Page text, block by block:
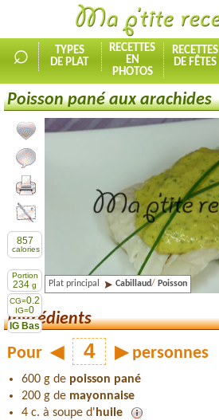
⌕
TYPES
DE PLAT
RECETTES
EN
PHOTOS
RECETTES
DE FÊTES
Poisson pané aux arachides
Ajouter la recette à mes favorites
Commenter, noter la recette
Imprimer la recette
Partager cette recette
857
calories
Portion
234 g
CG=0.2
IG=0
IG Bas
Plat principal Cabillaud/ Poisson
Ingrédients
Pour ◀ ▶ personnes
600 g de poisson pané
200 g de mayonnaise
4 c. à soupe d' huile